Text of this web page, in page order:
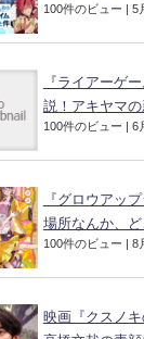
100件のビュー | 5
『ライアーゲ
説！アキヤマの
100件のビュー | 6
『グロウアッ
場所なんか、ど
100件のビュー | 8
映画『クスノキ